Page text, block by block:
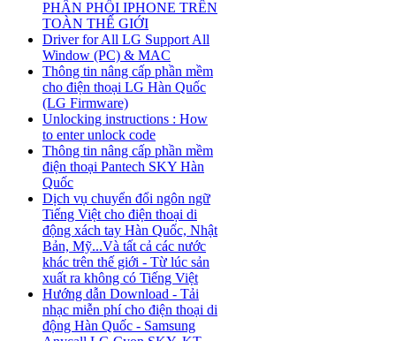
PHÂN PHỐI IPHONE TRÊN
TOÀN THẾ GIỚI
Driver for All LG Support All
Window (PC) & MAC
Thông tin nâng cấp phần mềm
cho điện thoại LG Hàn Quốc
(LG Firmware)
Unlocking instructions : How
to enter unlock code
Thông tin nâng cấp phần mềm
điện thoại Pantech SKY Hàn
Quốc
Dịch vụ chuyển đổi ngôn ngữ
Tiếng Việt cho điện thoại di
động xách tay Hàn Quốc, Nhật
Bản, Mỹ...Và tất cả các nước
khác trên thế giới - Từ lúc sản
xuất ra không có Tiếng Việt
Hướng dẫn Download - Tải
nhạc miễn phí cho điện thoại di
động Hàn Quốc - Samsung